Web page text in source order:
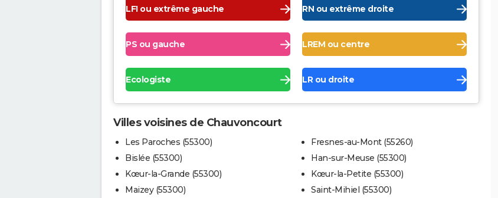
LFI ou extrême gauche RN ou extrême droite
PS ou gauche LREM ou centre
Ecologiste LR ou droite
Villes voisines de Chauvoncourt
Les Paroches (55300)
Bislée (55300)
Kœur-la-Grande (55300)
Maizey (55300)
Fresnes-au-Mont (55260)
Han-sur-Meuse (55300)
Kœur-la-Petite (55300)
Saint-Mihiel (55300)